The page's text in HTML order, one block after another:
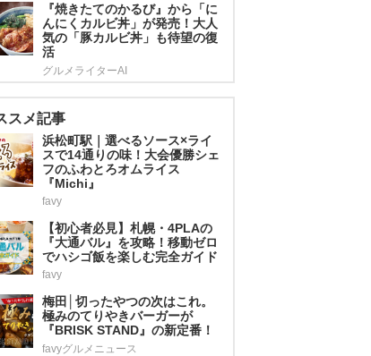
『焼きたてのかるび』から「に
んにくカルビ丼」が発売！大人
気の「豚カルビ丼」も待望の復
活
グルメライターAI
スメ記事
浜松町駅｜選べるソース×ライ
スで14通りの味！大会優勝シェ
フのふわとろオムライス
『Michi』
favy
【初心者必見】札幌・4PLAの
『大通バル』を攻略！移動ゼロ
でハシゴ飯を楽しむ完全ガイド
favy
梅田│切ったやつの次はこれ。
極みのてりやきバーガーが
『BRISK STAND』の新定番！
favyグルメニュース